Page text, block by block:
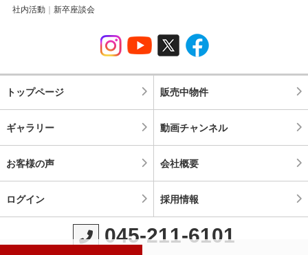
社内活動
新卒座談会
トップページ 販売中物件
ギャラリー 動画チャンネル
お客様の声 会社概要
ログイン 採用情報
045-211-6101